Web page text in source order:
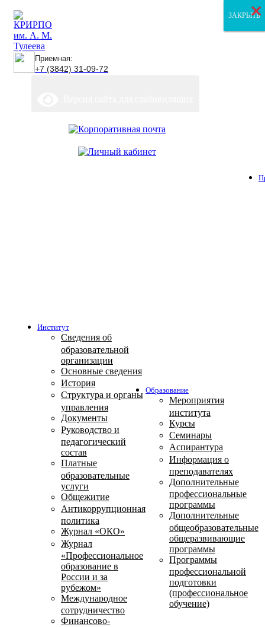
Приемная:
+7 (3842) 31-09-72
Институт
Сведения об
образовательной
организации
Основные сведения
История
Структура и органы
управления
Документы
Руководство и
педагогический
состав
Платные
образовательные
услуги
Общежитие
Антикоррупционная
политика
Журнал «ОКО»
Журнал
«Профессиональное
образование в
России и за
рубежом»
Международное
сотрудничество
Финансово-
Образование
Мероприятия
института
Курсы
Семинары
Аспирантура
Информация о
преподавателях
Дополнительные
профессиональные
программы
Дополнительные
общеобразовательные
общеразвивающие
программы
Программы
профессиональной
подготовки
(профессиональное
обучение)
ЗАКРЫТЬ
ЗАКРЫТЬ
ЗАКРЫТЬ
×
×
×